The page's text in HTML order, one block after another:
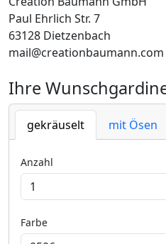
Paul Ehrlich Str. 7
63128 Dietzenbach
mail@creationbaumann.com
Ihre
gekräuselt mit Ösen
Anzahl
Farbe